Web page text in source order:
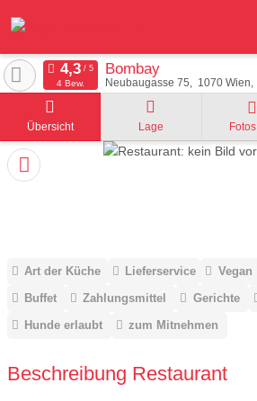
Bombay
Neubaugasse 75 1070 Wien
4 Bew.
Übersicht Lage Fotos
Art der Küche Lieferservice Vegan
Buffet
Zahlungsmittel Gerichte
Hunde erlaubt
zum Mitnehmen
Beschreibung Restaurant